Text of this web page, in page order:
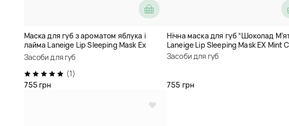
Маска для губ з ароматом яблука і
лайма Laneige Lip Sleeping Mask Ex
Apple Lime
Засоби для губ
(1)
755 грн
Нічна маска для губ “Шоколад
Laneige Lip Sleeping Mask EX Mint
Засоби для губ
755 грн